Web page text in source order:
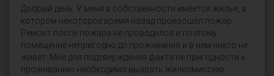
Добрый день. У меня в собственности имеется жилье, в
котором некоторое время назад произошёл пожар.
Ремонт после пожара не проводился и поэтому
помещение непригодно дл проживания и в нем никто не
живёт. Мне для подтверждения факта не пригодности к
проживанию необходимо вызвать жилкомиссию.